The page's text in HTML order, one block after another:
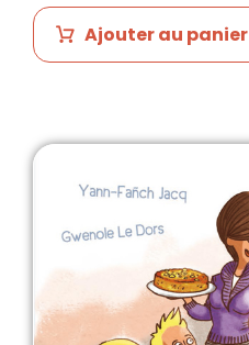
Ajouter au panier